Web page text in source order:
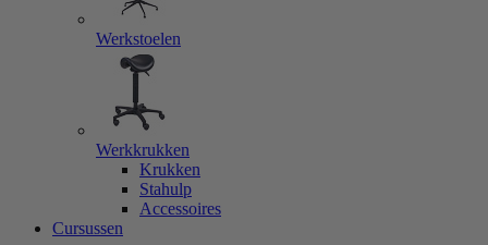
Werkstoelen
Werkkrukken
Krukken
Stahulp
Accessoires
Cursussen